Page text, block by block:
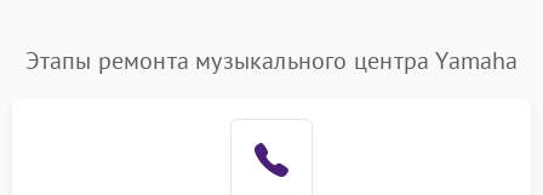
Этапы ремонта музыкального центра Yamaha